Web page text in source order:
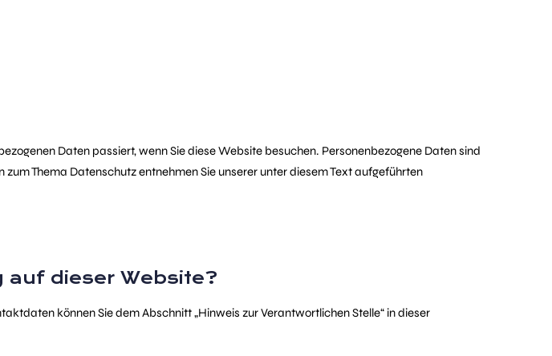
Daten passiert, wenn Sie diese Website besuchen. Personenbezogene Daten sind
Thema Datenschutz entnehmen Sie unserer unter diesem Text aufgeführten
dieser Website?
können Sie dem Abschnitt „Hinweis zur Verantwortlichen Stelle“ in dieser